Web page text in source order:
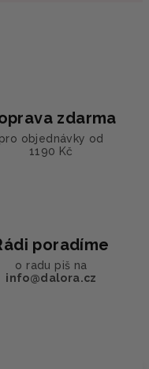
zdarma
pro objednávky od
1190 Kč
poradíme
o radu piš na
info@dalora.cz